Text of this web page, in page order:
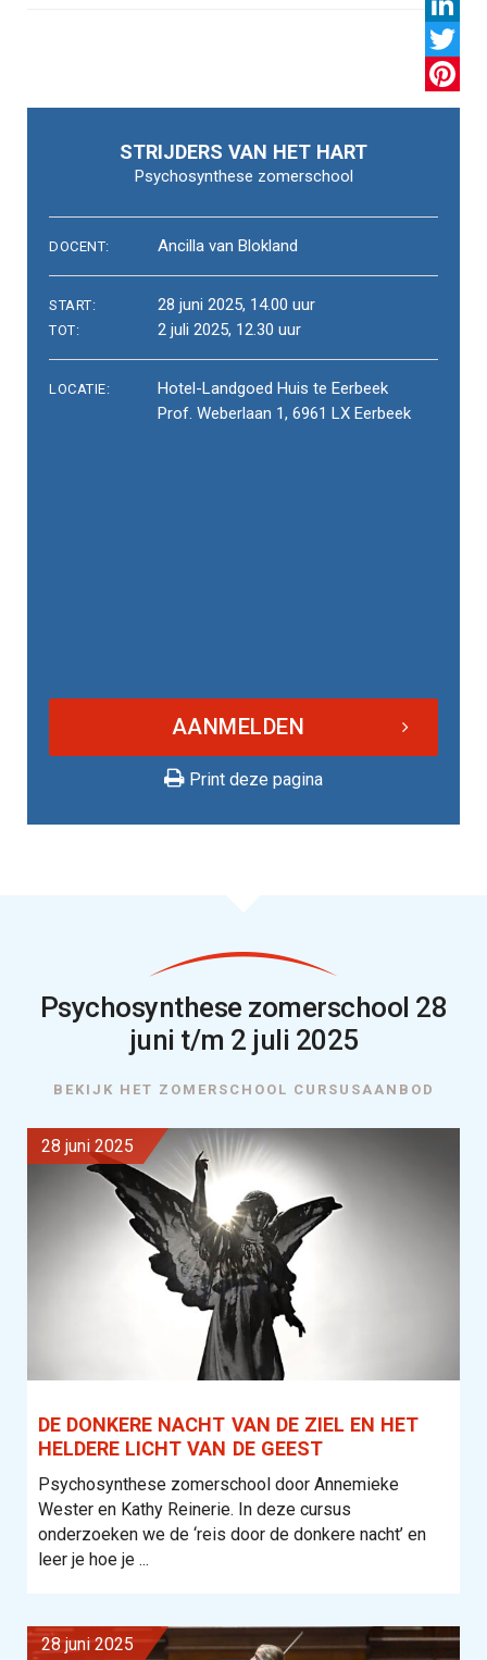
Twitter
STRIJDERS VAN HET HART
Psychosynthese zomerschool
DOCENT: Ancilla van Blokland
START: 28 juni 2025, 14.00 uur
TOT: 2 juli 2025, 12.30 uur
LOCATIE:
Hotel-Landgoed Huis te Eerbeek
Prof. Weberlaan 1, 6961 LX Eerbeek
AANMELDEN
Print deze pagina
Psychosynthese zomerschool 28
juni t/m 2 juli 2025
BEKIJK HET ZOMERSCHOOL CURSUSAANBOD
28 juni 2025
DE DONKERE NACHT VAN DE ZIEL EN HET
HELDERE LICHT VAN DE GEEST
Psychosynthese zomerschool door Annemieke
Wester en Kathy Reinerie. In deze cursus
onderzoeken we de ‘reis door de donkere nacht’ en
leer je hoe je ...
28 juni 2025